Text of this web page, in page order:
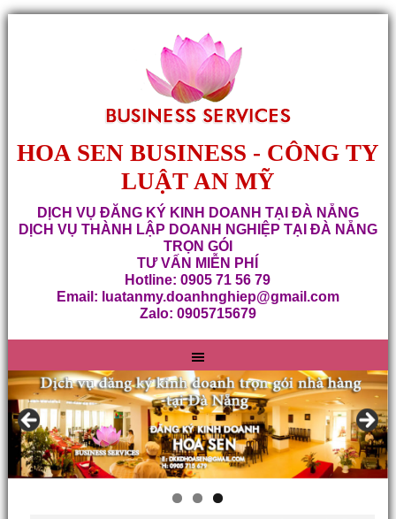
HOA SEN BUSINESS - CÔNG TY
LUẬT AN MỸ
DỊCH VỤ ĐĂNG KÝ KINH DOANH TẠI ĐÀ NẴNG
DỊCH VỤ THÀNH LẬP DOANH NGHIỆP TẠI ĐÀ NẴNG
TRỌN GÓI
TƯ VẤN MIỄN PHÍ
Hotline: 0905 71 56 79
Email: luatanmy.doanhnghiep@gmail.com
Zalo: 0905715679